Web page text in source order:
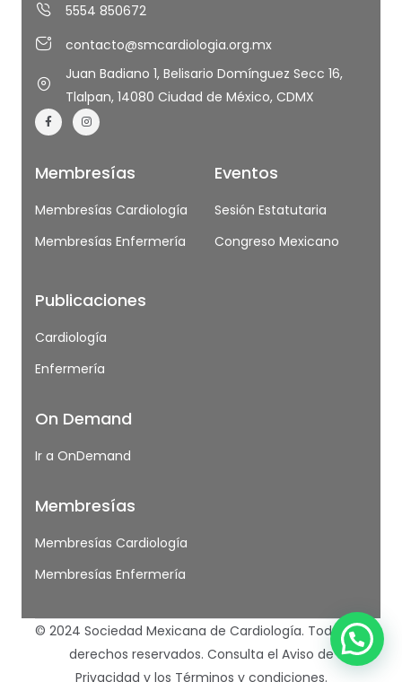
5554 850672
contacto@smcardiologia.org.mx
Juan Badiano 1, Belisario Domínguez Secc 16,
Tlalpan, 14080 Ciudad de México, CDMX
Membresías
Membresías Cardiología
Membresías Enfermería
Publicaciones
Cardiología
Enfermería
Eventos
Sesión Estatutaria
Congreso Mexicano
On Demand
Ir a OnDemand
Membresías
Membresías Cardiología
Membresías Enfermería
© 2024 Sociedad Mexicana de Cardiología. Todos los
derechos reservados. Consulta el Aviso de
Privacidad y los Términos y condiciones.